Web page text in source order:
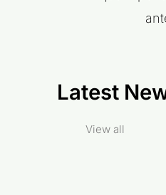
Latest
View all